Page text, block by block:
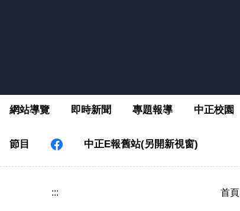
區
網站導覽 即時新聞 專題報導 中正校園
節目 中正E報舊站(另開新視窗)
::: 首頁